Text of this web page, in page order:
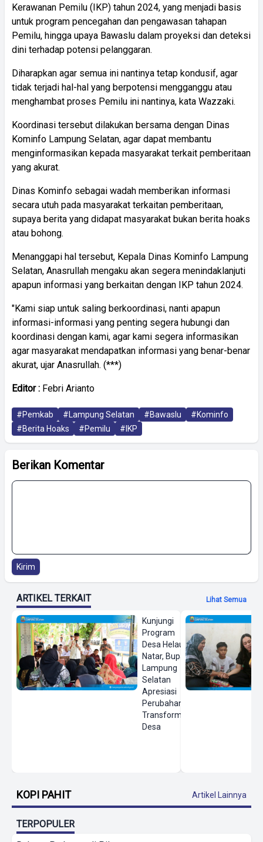
Kerawanan Pemilu (IKP) tahun 2024, yang menjadi basis
untuk program pencegahan dan pengawasan tahapan
Pemilu, hingga upaya Bawaslu dalam proyeksi dan deteksi
dini terhadap potensi pelanggaran.
Diharapkan agar semua ini nantinya tetap kondusif, agar
tidak terjadi hal-hal yang berpotensi mengganggu atau
menghambat proses Pemilu ini nantinya, kata Wazzaki.
Koordinasi tersebut dilakukan bersama dengan Dinas
Kominfo Lampung Selatan, agar dapat membantu
menginformasikan kepada masyarakat terkait pemberitaan
yang akurat.
Dinas Kominfo sebagai wadah memberikan informasi
secara utuh pada masyarakat terkaitan pemberitaan,
supaya berita yang didapat masyarakat bukan berita hoaks
atau bohong.
Menanggapi hal tersebut, Kepala Dinas Kominfo Lampung
Selatan, Anasrullah mengaku akan segera menindaklanjuti
apapun informasi yang berkaitan dengan IKP tahun 2024.
"Kami siap untuk saling berkoordinasi, nanti apapun
informasi-informasi yang penting segera hubungi dan
koordinasi dengan kami, agar kami segera informasikan
agar masyarakat mendapatkan informasi yang benar-benar
akurat, ujar Anasrullah. (***)
Editor : Febri Arianto
#Pemkab #Lampung Selatan #Bawaslu
#Kominfo
#Berita Hoaks
#Pemilu #IKP
Berikan Komentar
Kirim
ARTIKEL TERKAIT Lihat Semua
Kunjungi
Program
Desa Helau di
Natar, Bupati
Lampung
Selatan
Apresiasi
Perubahan
Transformasi
Desa
KOPI PAHIT Artikel Lainnya
TERPOPULER